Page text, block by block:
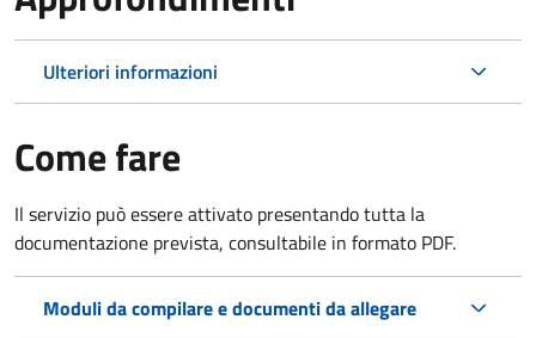
Ulteriori informazioni
Come fare
Il servizio può essere attivato presentando tutta la
documentazione prevista, consultabile in formato PDF.
Moduli da compilare e documenti da allegare